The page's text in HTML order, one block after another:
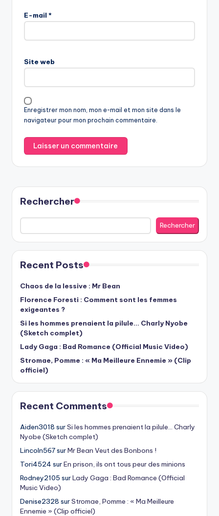
E-mail *
Site web
Enregistrer mon nom, mon e-mail et mon site dans le
navigateur pour mon prochain commentaire.
Rechercher
Rechercher
Recent Posts
Chaos de la lessive : Mr Bean
Florence Foresti : Comment sont les femmes
exigeantes ?
Si les hommes prenaient la pilule… Charly Nyobe
(Sketch complet)
Lady Gaga : Bad Romance (Official Music Video)
Stromae, Pomme : « Ma Meilleure Ennemie » (Clip
officiel)
Recent Comments
Aiden3018 surSi les hommes prenaient la pilule… Charly
Nyobe (Sketch complet)
Lincoln567surMr Bean Veut des Bonbons !
Tori4524 surEn prison, ils ont tous peur des minions
Rodney2105 surLady Gaga : Bad Romance (Official
Music Video)
Denise2328 surStromae, Pomme : « Ma Meilleure
Ennemie » (Clip officiel)